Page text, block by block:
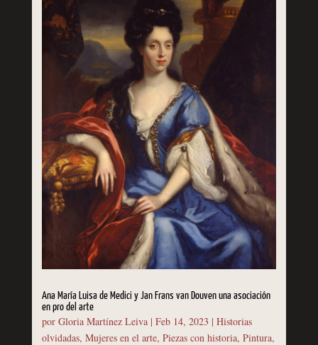
Ana María Luisa de Medici y Jan Frans van Douven una asociación
en pro del arte
por Gloria Martínez Leiva| Feb 14, 2023 | Historias
olvidadas, Mujeres en el arte, Piezas con historia, Pintura,